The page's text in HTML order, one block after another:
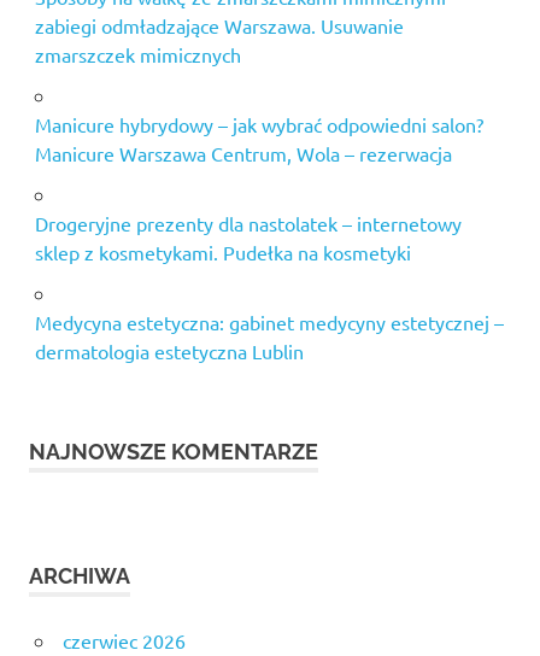
zabiegi odmładzające Warszawa. Usuwanie
zmarszczek mimicznych
Manicure hybrydowy – jak wybrać odpowiedni salon?
Manicure Warszawa Centrum, Wola – rezerwacja
Drogeryjne prezenty dla nastolatek – internetowy
sklep z kosmetykami. Pudełka na kosmetyki
Medycyna estetyczna: gabinet medycyny estetycznej –
dermatologia estetyczna Lublin
NAJNOWSZE KOMENTARZE
ARCHIWA
czerwiec 2026